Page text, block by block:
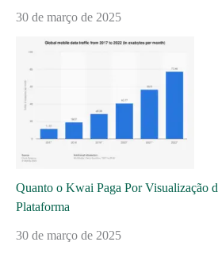
30 de março de 2025
Quanto o Kwai Paga Por Visualização
Plataforma
30 de março de 2025